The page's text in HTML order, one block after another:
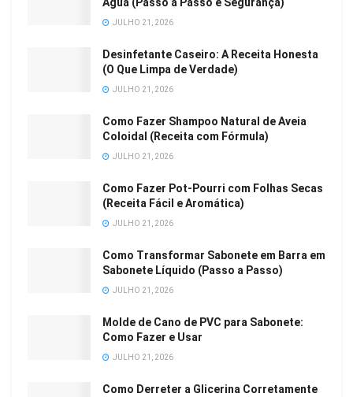
JULHO 21, 2026
Desinfetante Caseiro: A Receita Honesta
(O Que Limpa de Verdade)
JULHO 21, 2026
Como Fazer Shampoo Natural de Aveia
Coloidal (Receita com Fórmula)
JULHO 21, 2026
Como Fazer Pot-Pourri com Folhas Secas
(Receita Fácil e Aromática)
JULHO 21, 2026
Como Transformar Sabonete em Barra em
Sabonete Líquido (Passo a Passo)
JULHO 21, 2026
Molde de Cano de PVC para Sabonete:
Como Fazer e Usar
JULHO 21, 2026
Como Derreter a Glicerina Corretamente